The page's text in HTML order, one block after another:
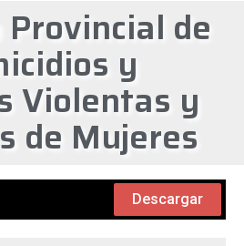
de
y
Violentas y
de Mujeres
Descargar